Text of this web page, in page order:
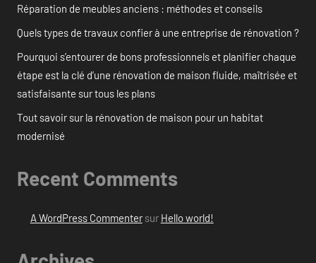
Réparation de meubles anciens : méthodes et conseils
Quels types de travaux confier à une entreprise de rénovation ?
Pourquoi s’entourer de bons professionnels et planifier chaque
étape est la clé d’une rénovation de maison fluide, maîtrisée et
satisfaisante sur tous les plans
Tout savoir sur la rénovation de maison pour un habitat
modernisé
Recent Comments
A WordPress Commentersur Hello world!